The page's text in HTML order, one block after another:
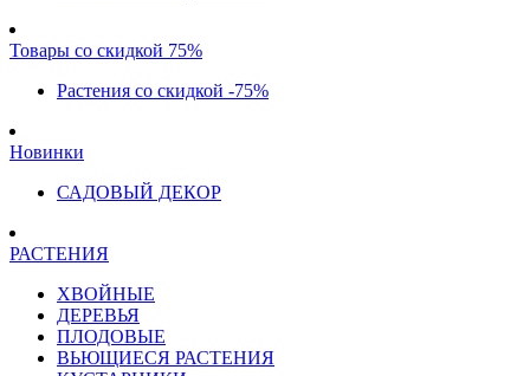
Товары со скидкой 75%
Растения со скидкой -75%
Новинки
САДОВЫЙ ДЕКОР
РАСТЕНИЯ
ХВОЙНЫЕ
ДЕРЕВЬЯ
ПЛОДОВЫЕ
ВЬЮЩИЕСЯ РАСТЕНИЯ